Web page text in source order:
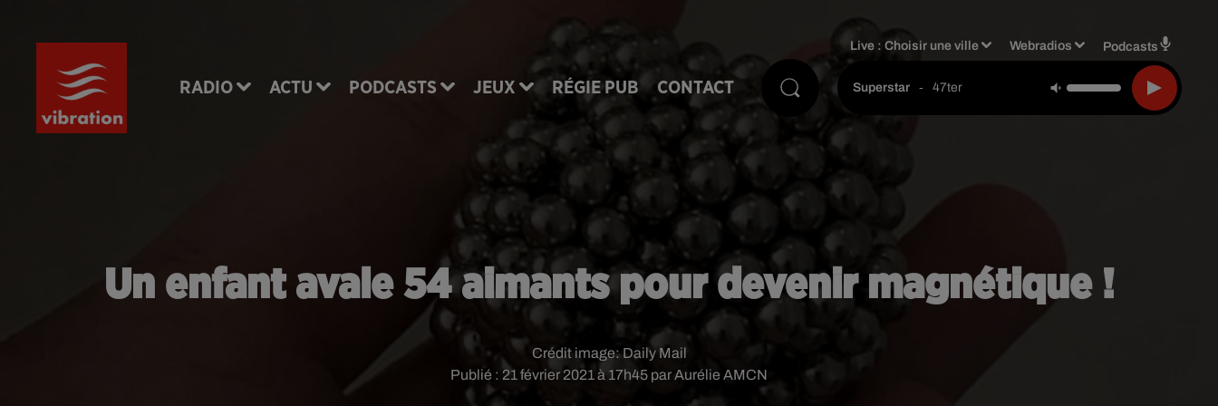
RADIO ACTU PODCASTS JEUX RÉGIE PUB CONTACT
Live :Choisir une ville Webradios Podcasts
Superstar - 47ter
Un enfant avale 54 aimants pour devenir magnétique !
Publié : 21 février 2021 à 17h45 par Aurélie AMCN
Crédit image:Daily Mail